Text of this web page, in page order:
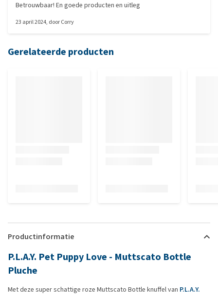
Betrouwbaar! En goede producten en uitleg
23 april 2024, doorCorry
Gerelateerde producten
Productinformatie
P.L.A.Y. Pet Puppy Love - Muttscato Bottle
Pluche
Met deze super schattige roze Muttscato Bottle knuffel van P.L.A.Y.